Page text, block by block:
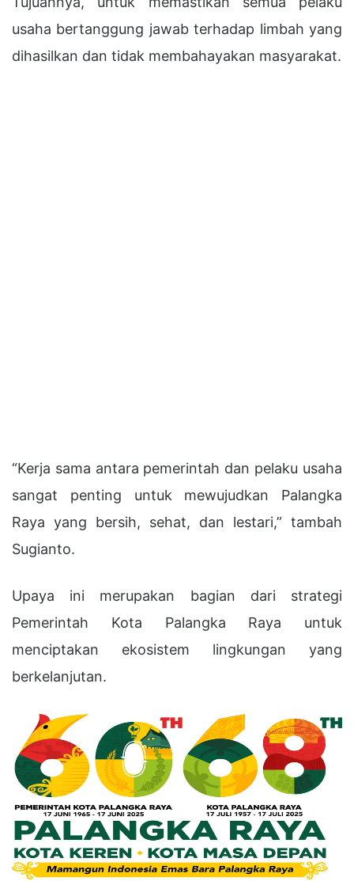
usaha bertanggung jawab terhadap limbah yang
dihasilkan dan tidak membahayakan masyarakat.
“Kerja sama antara pemerintah dan pelaku usaha
sangat penting untuk mewujudkan Palangka
Raya yang bersih, sehat, dan lestari,” tambah
Sugianto.
Upaya ini merupakan bagian dari strategi
Pemerintah Kota Palangka Raya untuk
menciptakan ekosistem lingkungan yang
berkelanjutan.